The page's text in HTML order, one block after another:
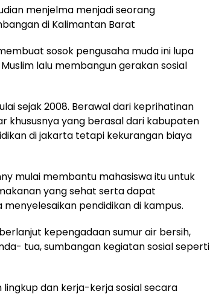
menjelma menjadi seorang
di Kalimantan Barat
sosok pengusaha muda ini lupa
lalu membangun gerakan sosial
sejak 2008. Berawal dari keprihatinan
khususnya yang berasal dari kabupaten
di jakarta tetapi kekurangan biaya
mulai membantu mahasiswa itu untuk
yang sehat serta dapat
pendidikan di kampus.
kepengadaan sumur air bersih,
tua, sumbangan kegiatan sosial seperti
dan kerja-kerja sosial secara